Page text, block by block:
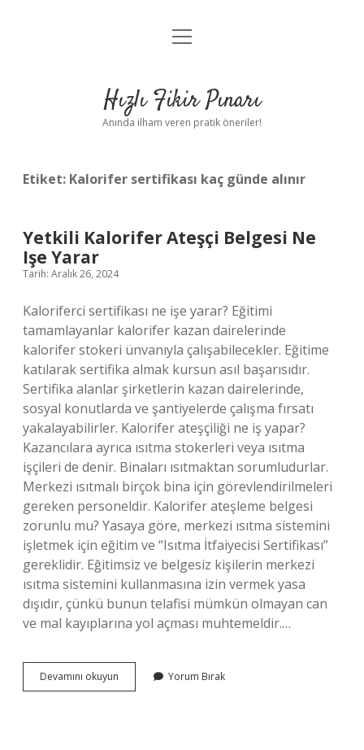
Anasayfa
Yasal Uyarı
menüyü
Hızlı Fikir Pınarı
Anında ilham veren pratik öneriler!
Etiket: Kalorifer sertifikası kaç günde alınır
Yetkili Kalorifer Ateşçi Belgesi Ne
Işe Yarar
Tarih: Aralık 26, 2024
Kaloriferci sertifikası ne işe yarar? Eğitimi
tamamlayanlar kalorifer kazan dairelerinde
kalorifer stokeri ünvanıyla çalışabilecekler. Eğitime
katılarak sertifika almak kursun asıl başarısıdır.
Sertifika alanlar şirketlerin kazan dairelerinde,
sosyal konutlarda ve şantiyelerde çalışma fırsatı
yakalayabilirler. Kalorifer ateşçiliği ne iş yapar?
Kazancılara ayrıca ısıtma stokerleri veya ısıtma
işçileri de denir. Binaları ısıtmaktan sorumludurlar.
Merkezi ısıtmalı birçok bina için görevlendirilmeleri
gereken personeldir. Kalorifer ateşleme belgesi
zorunlu mu? Yasaya göre, merkezi ısıtma sistemini
işletmek için eğitim ve “Isıtma İtfaiyecisi Sertifikası”
gereklidir. Eğitimsiz ve belgesiz kişilerin merkezi
ısıtma sistemini kullanmasına izin vermek yasa
dışıdır, çünkü bunun telafisi mümkün olmayan can
ve mal kayıplarına yol açması muhtemeldir.…
Devamını okuyun
Kalorifer
Yorum Bırak